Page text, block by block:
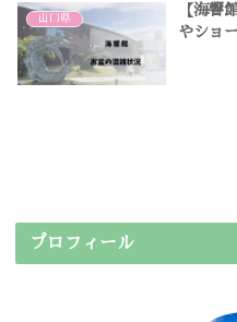
山口県
【海響
やショ
プロフィール